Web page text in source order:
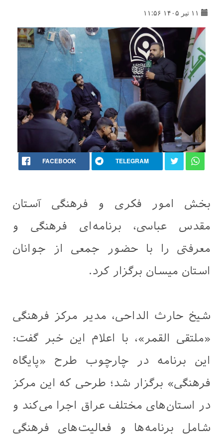
۱۱ تیر ۱۴۰۵ ۱۱:۵۶
FACEBOOK TELEGRAM
بخش امور فکری و فرهنگی آستان
مقدس عباسی، برنامه‌ای فرهنگی و
معرفتی را با حضور جمعی از جوانان
استان میسان برگزار کرد.
شیخ حارث الداحی، مدیر مرکز فرهنگی
«ملتقى القمر»، با اعلام این خبر گفت:
این برنامه در چارچوب طرح «پایگاه
فرهنگی» برگزار شد؛ طرحی که این مرکز
در استان‌های مختلف عراق اجرا می‌کند و
شامل برنامه‌ها و فعالیت‌های فرهنگی